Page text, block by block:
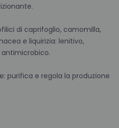
di caprifoglio, camomilla,
e liquirizia: lenitivo,
purifica e regola la produzione